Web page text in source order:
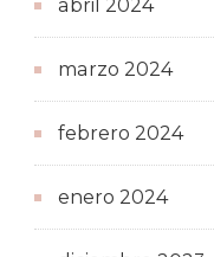
abril 2024
marzo 2024
febrero 2024
enero 2024